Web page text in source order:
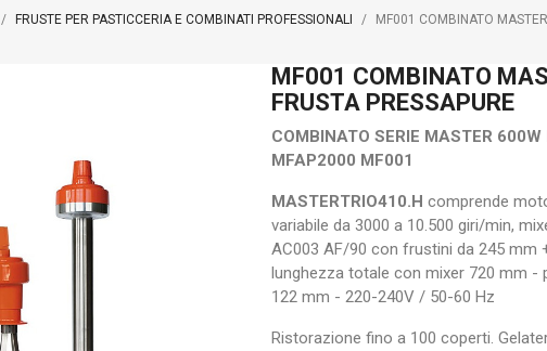
FRUSTE PER PASTICCERIA E COMBINATI PROFESSIONALI MF001 COMBINATO
MF001 COMBINATO
FRUSTA PRESSAPURE
COMBINATO SERIE MASTER
MFAP2000 MF001
MASTERTRIO410.H comprende
variabile da 3000 a 10.500 giri/min,
AC003 AF/90 con frustini da 245 mm
lunghezza totale con mixer 720 mm
122 mm - 220-240V / 50-60 Hz
Ristorazione fino a 100 coperti.